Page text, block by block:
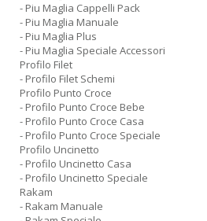
- Piu Maglia Cappelli Pack
- Piu Maglia Manuale
- Piu Maglia Plus
- Piu Maglia Speciale Accessori
Profilo Filet
- Profilo Filet Schemi
Profilo Punto Croce
- Profilo Punto Croce Bebe
- Profilo Punto Croce Casa
- Profilo Punto Croce Speciale
Profilo Uncinetto
- Profilo Uncinetto Casa
- Profilo Uncinetto Speciale
Rakam
- Rakam Manuale